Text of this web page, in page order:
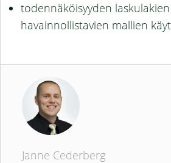
todennäköisyyden
havainnollistavien mallien
Janne Cederberg